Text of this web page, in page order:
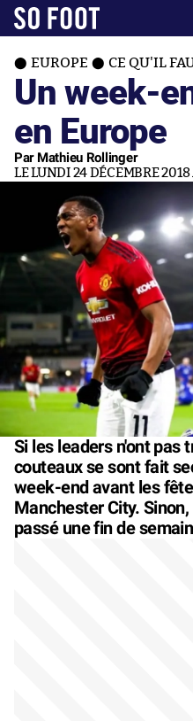
EUROPE CE QU'IL
Un week-
en Europe
Par Mathieu Rollinger
LE LUNDI 24 DÉCEMBRE
Si les leaders n'ont pas
couteaux se sont fait
week-end avant les
Manchester City.
passé une fin de